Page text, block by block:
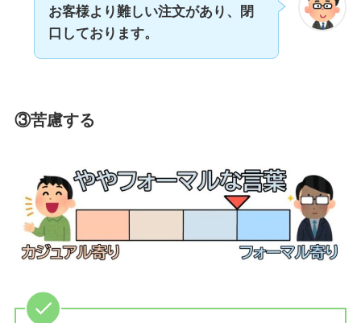
お客様より難しい注文があり、閉
口しております。
③苦慮する